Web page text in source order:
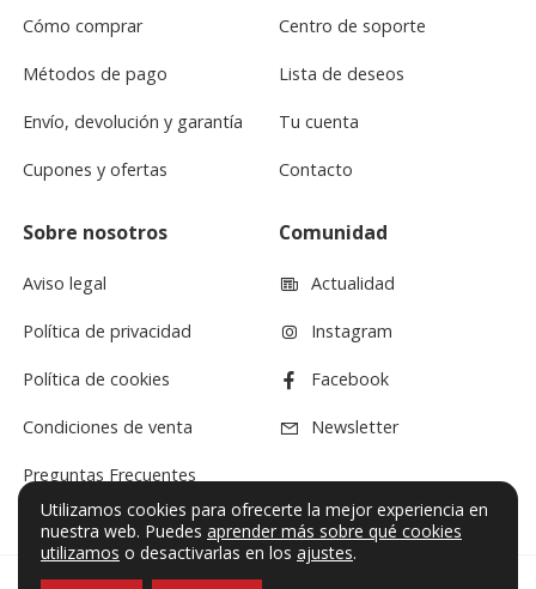
Cómo comprar
Métodos de pago
Envío, devolución y garantía
Cupones y ofertas
Centro de soporte
Lista de deseos
Tu cuenta
Contacto
Sobre nosotros
Aviso legal
Política de privacidad
Política de cookies
Condiciones de venta
Preguntas Frecuentes
Comunidad
Actualidad
Instagram
Facebook
Newsletter
Utilizamos cookies para ofrecerte la mejor experiencia en
nuestra web. Puedes aprender más sobre qué cookies
utilizamos o desactivarlas en los ajustes.